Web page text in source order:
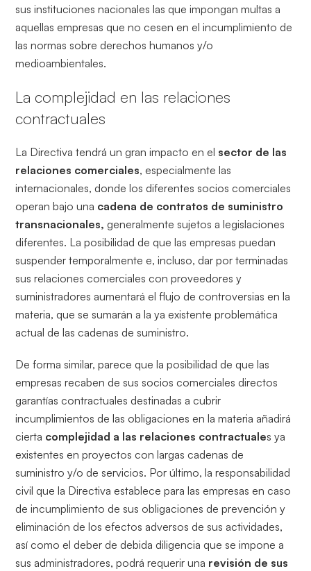
sus instituciones nacionales las que impongan multas a
aquellas empresas que no cesen en el incumplimiento de
las normas sobre derechos humanos y/o
medioambientales.
La complejidad en las relaciones
contractuales
La Directiva tendrá un gran impacto en el sector de las
relaciones comerciales, especialmente las
internacionales, donde los diferentes socios comerciales
operan bajo una cadena de contratos de suministro
transnacionales, generalmente sujetos a legislaciones
diferentes. La posibilidad de que las empresas puedan
suspender temporalmente e, incluso, dar por terminadas
sus relaciones comerciales con proveedores y
suministradores aumentará el flujo de controversias en la
materia, que se sumarán a la ya existente problemática
actual de las cadenas de suministro.
De forma similar, parece que la posibilidad de que las
empresas recaben de sus socios comerciales directos
garantías contractuales destinadas a cubrir
incumplimientos de las obligaciones en la materia añadirá
cierta complejidad a las relaciones contractuales ya
existentes en proyectos con largas cadenas de
suministro y/o de servicios. Por último, la responsabilidad
civil que la Directiva establece para las empresas en caso
de incumplimiento de sus obligaciones de prevención y
eliminación de los efectos adversos de sus actividades,
así como el deber de debida diligencia que se impone a
sus administradores, podrá requerir una revisión de sus